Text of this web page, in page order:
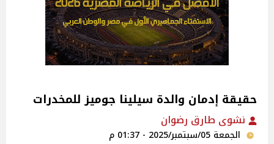
حقيقة إدمان والدة سيلينا جوميز للمخدرات
نشوى طارق رضوان
الجمعة 05/سبتمبر/2025 - 01:37 م